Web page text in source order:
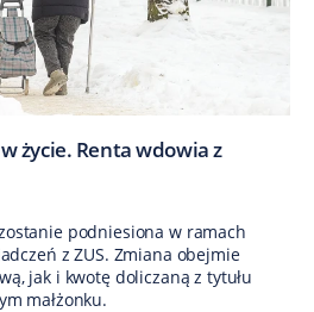
życie. Renta wdowia z
podniesiona w ramach
z ZUS. Zmiana obejmie
jak i kwotę doliczaną z tytułu
małżonku.